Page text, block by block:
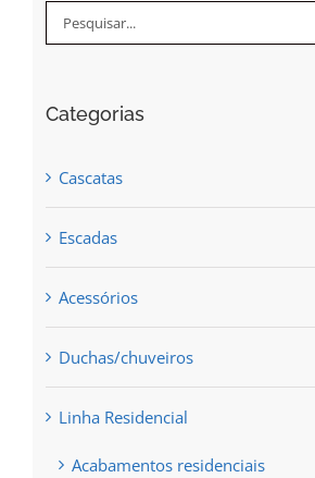
Categorias
Cascatas
Escadas
Acessórios
Duchas/chuveiros
Linha Residencial
Acabamentos residenciais